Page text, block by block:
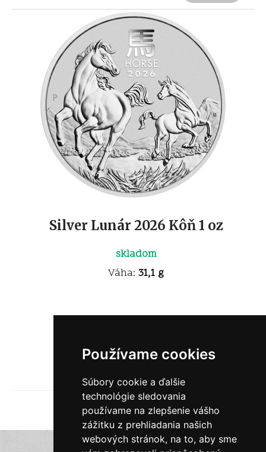
Používame cookies
Súbory cookie a ďalšie
technológie sledovania
používame na zlepšenie vášho
zážitku z prehliadania našich
webových stránok, na to, aby sme
Silver Lunár 2026 Kôň 1 oz
skladom
Váha: 31,1 g
55€ Predať
1 2